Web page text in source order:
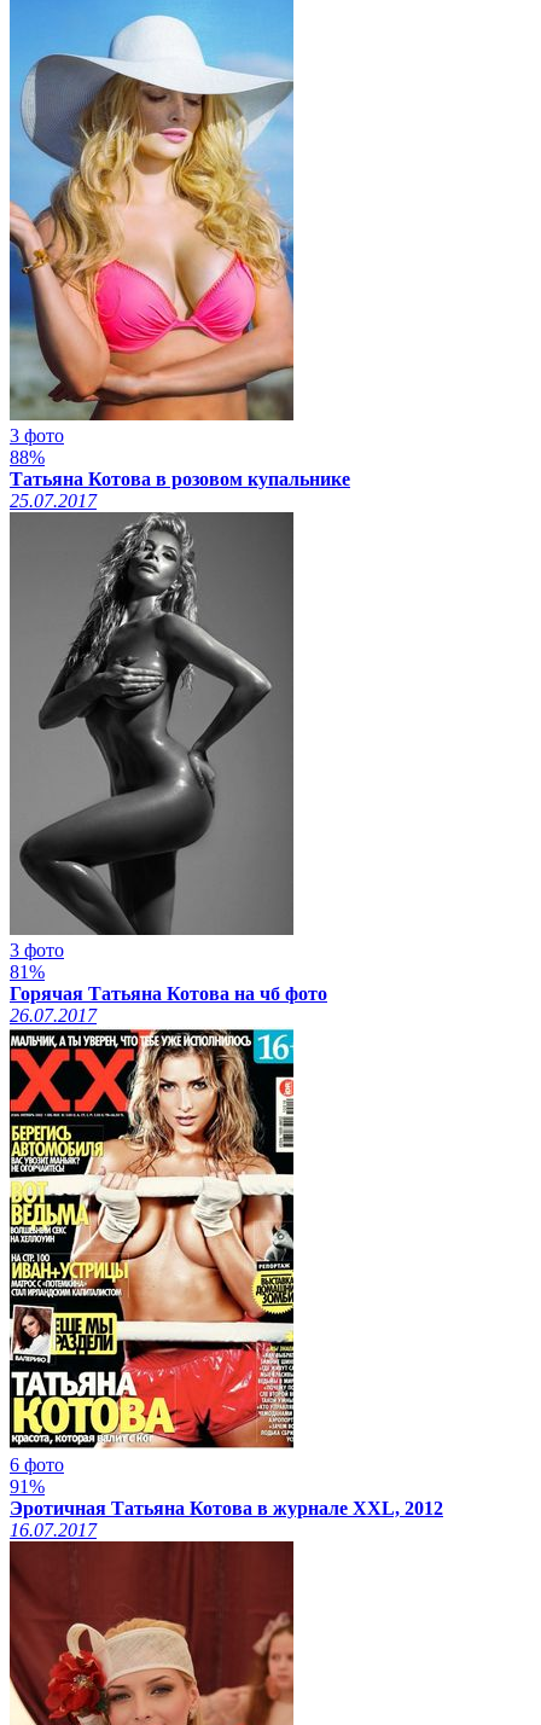
3 фото
88%
Татьяна Котова в розовом купальнике
25.07.2017
3 фото
81%
Горячая Татьяна Котова на чб фото
26.07.2017
6 фото
91%
Эротичная Татьяна Котова в журнале XXL, 2012
16.07.2017